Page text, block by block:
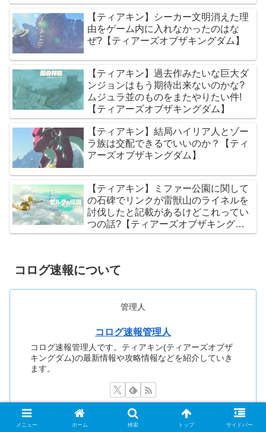
ム】
【ティアキン】シーカー文明消えた理
由をゲーム内に入れなかったのはな
ぜ?【ティアーズオブザキングダム】
【ティアキン】過去作みたいな巨大ダ
ンジョンはもう期待出来ないのかな?
ムジュラ並のものをまたやりたい件!
【ティアーズオブザキングダム】
【ティアキン】結局ハイリア人とゾー
ラ族は交配できるでいいのか？【ティ
アーズオブザキングダム】
【ティアキン】ミファー公園に関して
の石碑でリンクが雷獣山のライネルを
討伐したと記載があるけどこれってい
つの話?【ティアーズオブザキングダ
ム】
コログ速報について
管理人
コログ速報管理人
コログ速報管理人です。ティアキン(ティアーズオブザ
キングダム)の最新情報や攻略情報などを紹介していき
ます。
メニュー ホーム 検索 トップ サイドバー